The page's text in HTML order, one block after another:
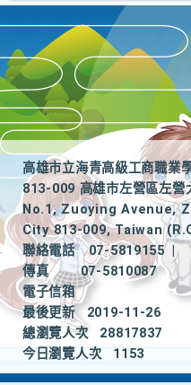
高雄市立海青高級工商職業
813-009 高雄市左營區左營
No.1, Zuoying Avenue,
City 813-009, Taiwan
聯絡電話
07-5819155
|
傳真
07-5810087
電子信箱
最後更新
2019-11-26
總瀏覽人次
28817837
今日瀏覽人次
1153